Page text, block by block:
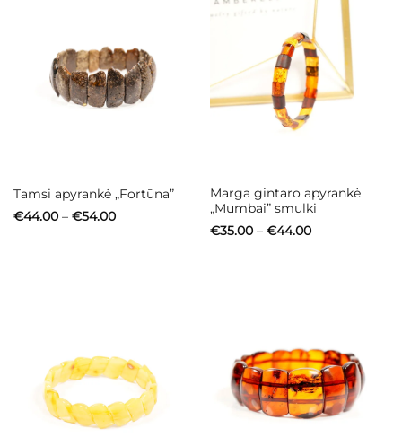
Tamsi apyrankė „Fortūna”
€44.00 – €54.00Price
Marga gintaro apyrankė
„Mumbai” smulki
€35.00 – €44.00Price